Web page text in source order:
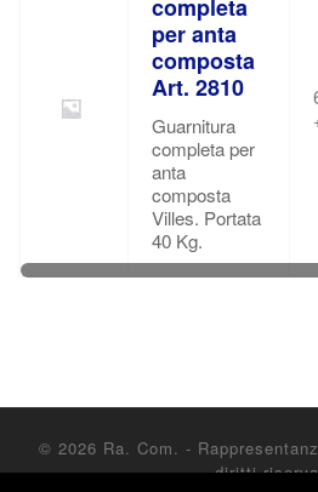
completa
per anta
composta
Art. 2810
Guarnitura
completa per
anta
composta
Villes. Portata
40 Kg.
© 2026 Ra. Com. -
diritti